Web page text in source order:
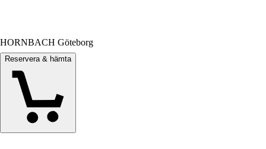
HORNBACH Göteborg
Reservera & hämta